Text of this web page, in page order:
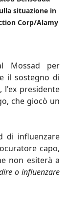
situazione in
Corp/Alamy
Mossad per
il sostegno di
, l'ex presidente
che giocò un
di influenzare
capo,
non esiterà a
o influenzare